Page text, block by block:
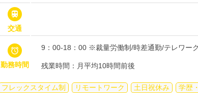

交通

勤務時間
9：00-18：00 ※裁量労働制/時差通勤/テレワー
残業時間：月平均10時間前後
フレックスタイム制 リモートワーク 土日祝休み 学歴